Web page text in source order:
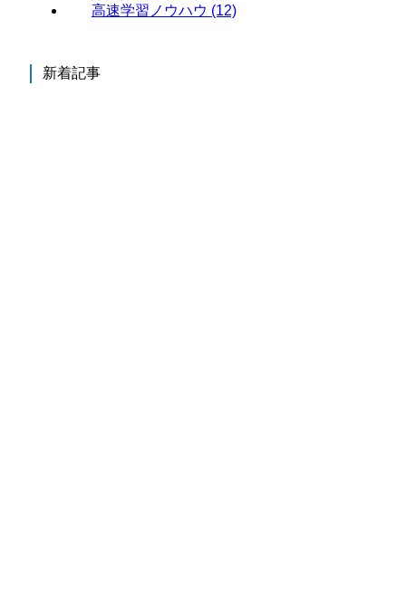
高速学習ノウハウ (12)
新着記事